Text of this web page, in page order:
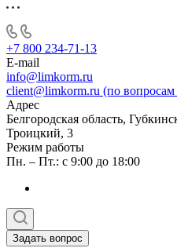
+7 800 234-71-13
E-mail
info@limkorm.ru
client@limkorm.ru (по вопросам
Адрес
Белгородская область,
Троицкий, 3
Режим работы
Пн. – Пт.: с 9:00 до 18:00
Задать вопрос